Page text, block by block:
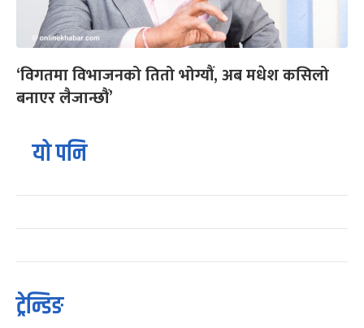
‘विगतमा विभाजनको तितो भोग्यौं, अब मधेश कसिलो
बनाएर लैजान्छौं’
यो पनि
ट्रेन्डिङ